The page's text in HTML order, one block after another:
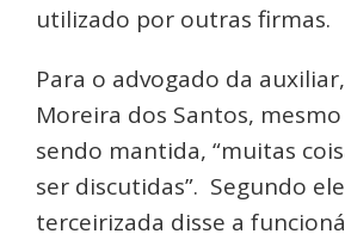
utilizado por outras firmas.
Para o advogado da
Moreira dos Santos,
sendo mantida, “muitas
ser discutidas”. Segundo
terceirizada disse a